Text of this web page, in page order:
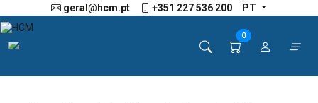
geral@hcm.pt +351 227 536 200 PT
0